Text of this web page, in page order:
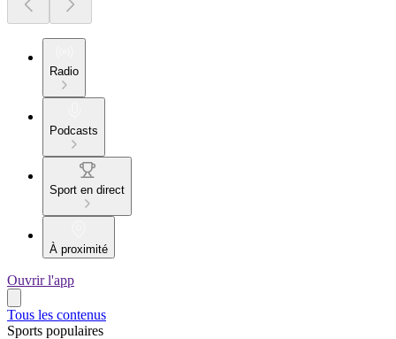
Radio
Podcasts
Sport en direct
À proximité
Ouvrir l'app
Tous les contenus
Sports populaires